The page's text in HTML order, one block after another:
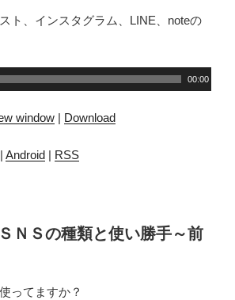
ト、インスタグラム、LINE、noteの
00:00
window | Download
| Android | RSS
ＮＳの種類と使い勝手～前
ってますか？